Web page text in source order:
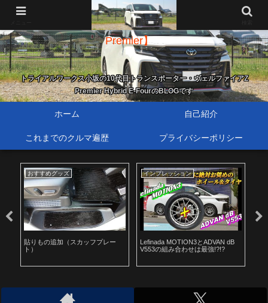
新・歴代トランスポーター【40系ヴェルファイア Z
Premier】
トライアルワークス小坂の10代目トランスポーター・ヴェルファイアZ
Premier Hybrid E-FourのBLOGです
ホーム 自己紹介
これまでのクルマ遍歴 プライバシーポリシー
おすすめグッズ
貼りもの追加（スカッフプレー
ト）
インプレッション
Lefinada MOTION3とADVAN dB
V553の組み合わせは最強!?!?